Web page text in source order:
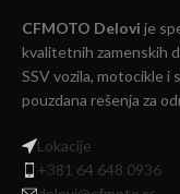
CFMOTO Delovi je
kvalitetnih zamenskih
SSV vozila, motocikle i
pouzdana rešenja za
Lokacije
+381 64 648 0936